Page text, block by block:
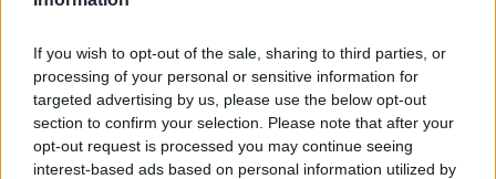
If you wish to opt-out of the sale, sharing to third parties, or
processing of your personal or sensitive information for
targeted advertising by us, please use the below opt-out
section to confirm your selection. Please note that after your
opt-out request is processed you may continue seeing
interest-based ads based on personal information utilized by
ΑΓΓΕΛΙΕΣ